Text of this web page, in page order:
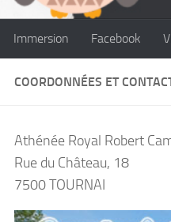
Immersion Facebook
COORDONNÉES ET
Athénée Royal Robert
Rue du Château, 18
7500 TOURNAI